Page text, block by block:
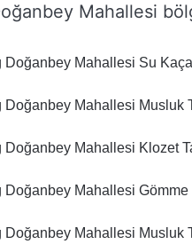
Mahallesi
Doğanbey Mahallesi Su
Doğanbey Mahallesi Musluk
Doğanbey Mahallesi Klozet
Doğanbey Mahallesi
Doğanbey Mahallesi Musluk